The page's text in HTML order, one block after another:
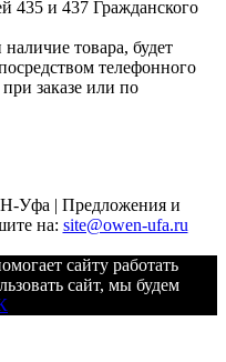
435 и 437 Гражданского
товара, будет
телефонного
заказе или по
Уфа | Предложения и
на: site@owen-ufa.ru
сайту работать
сайт, мы будем